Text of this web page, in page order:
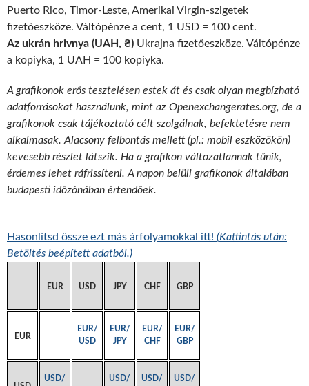
Puerto Rico, Timor-Leste, Amerikai Virgin-szigetek
fizetőeszköze. Váltópénze a cent, 1 USD = 100 cent.
Az ukrán hrivnya (UAH, ₴) Ukrajna fizetőeszköze. Váltópénze
a kopiyka, 1 UAH = 100 kopiyka.
A grafikonok erős tesztelésen estek át és csak olyan megbízható
adatforrásokat használunk, mint az Openexchangerates.org, de a
grafikonok csak tájékoztató célt szolgálnak, befektetésre nem
alkalmasak. Alacsony felbontás mellett (pl.: mobil eszközökön)
kevesebb részlet látszik. Ha a grafikon változatlannak tűnik,
érdemes lehet ráfrissíteni. A napon belüli grafikonok általában
budapesti időzónában értendőek.
Hasonlítsd össze ezt más árfolyamokkal itt! (Kattintás után:
Betöltés beépített adatból.)
EUR USD JPY CHF GBP
EUR
EUR/
USD
EUR/
JPY
EUR/
CHF
EUR/
GBP
USD/
USD/
USD/
USD/